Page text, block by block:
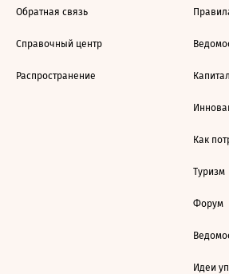
Обратная связь
Справочный центр
Распространение Капитал
Как
Туризм
Форум
Идеи